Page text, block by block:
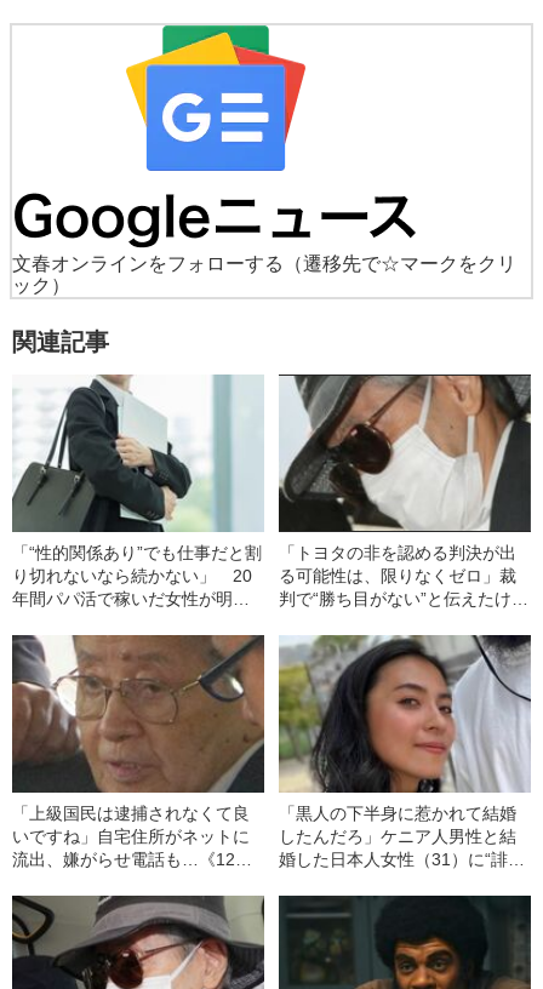
文春オンラインをフォローする
（遷移先で☆マークをクリ
ック）
関連記事
「“性的関係あり”でも仕事だと割
り切れないなら続かない」 20
年間パパ活で稼いだ女性が明か
「トヨタの非を認める判決が出
る可能性は、限りなくゼロ」裁
判で“勝ち目がない”と伝えたけれ
幸三を説得できなかった「長男
の葛藤」
「上級国民は逮捕されなくて良
いですね」自宅住所がネットに
流出、嫌がらせ電話も…《12人
の長男が直面した「加害者家族
への暴力」
「黒人の下半身に惹かれて結婚
したんだろ」ケニア人男性と結
婚した日本人女性（31）に“誹謗